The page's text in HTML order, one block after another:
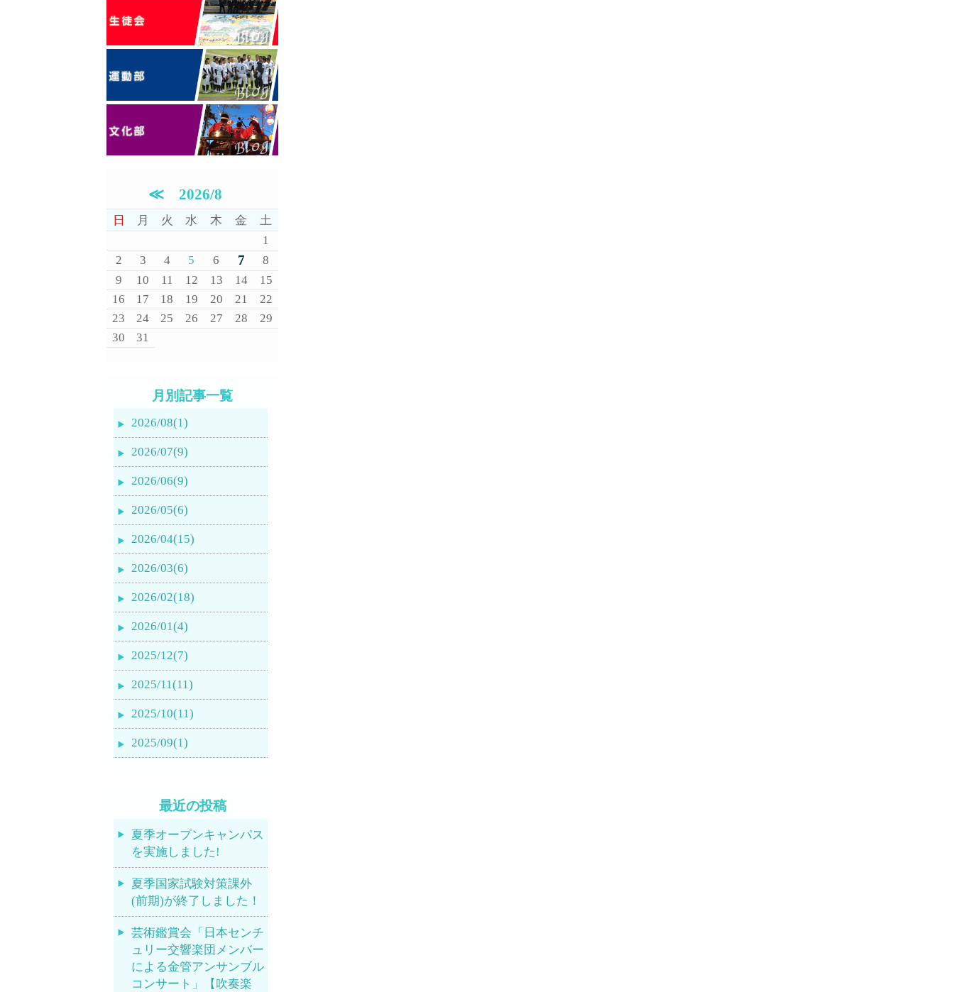
≪2026/8
日 月 火 水 木 金
土
1
2
3 4 5 6 7
8
9
10 11 12 13 14
15
16
17 18 19 20 21
22
23
24 25 26 27 28
29
30
31
月別記事一覧
2026/08(1)
2026/07(9)
2026/06(9)
2026/05(6)
2026/04(15)
2026/03(6)
2026/02(18)
2026/01(4)
2025/12(7)
2025/11(11)
2025/10(11)
2025/09(1)
最近の投稿
夏季オープンキャンパス
を実施しました!
夏季国家試験対策課外
(前期)が終了しました！
芸術鑑賞会「日本センチ
ュリー交響楽団メンバー
による金管アンサンブル
コンサート」【吹奏楽